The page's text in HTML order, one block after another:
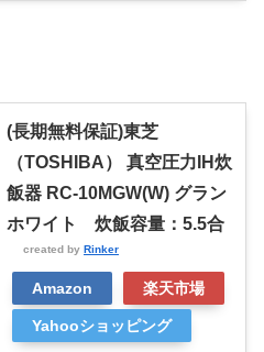
(長期無料保証)東芝
（TOSHIBA） 真空圧力IH炊
飯器 RC-10MGW(W) グラン
ホワイト 炊飯容量：5.5合
created by Rinker
Amazon 楽天市場
Yahooショッピング